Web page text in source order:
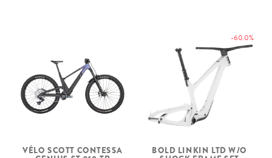
VÉLO SCOTT CONTESSA
-60.0%
BOLD LINKIN LTD W/O